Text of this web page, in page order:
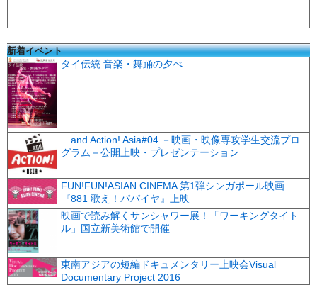
新着イベント
タイ伝統 音楽・舞踊の夕べ
…and Action! Asia#04 －映画・映像専攻学生交流プロ
グラム－公開上映・プレゼンテーション
FUN!FUN!ASIAN CINEMA 第1弾シンガポール映画
『881 歌え！パパイヤ』上映
映画で読み解くサンシャワー展！「ワーキングタイト
ル」国立新美術館で開催
東南アジアの短編ドキュメンタリー上映会Visual
Documentary Project 2016